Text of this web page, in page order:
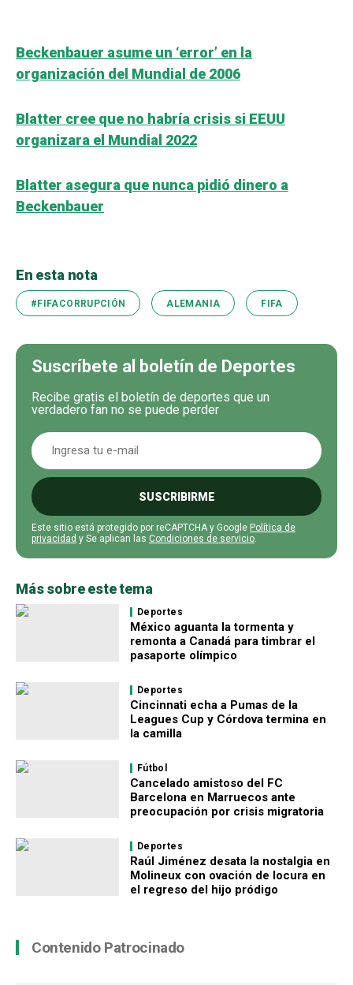
Beckenbauer asume un ‘error’ en la
organización del Mundial de 2006
Blatter cree que no habría crisis si EEUU
organizara el Mundial 2022
Blatter asegura que nunca pidió dinero a
Beckenbauer
En esta nota
#FIFACORRUPCIÓN ALEMANIA FIFA
Suscríbete al boletín de Deportes
Recibe gratis el boletín de deportes que un
verdadero fan no se puede perder
SUSCRIBIRME
Este sitio está protegido por reCAPTCHA y Google Política de
privacidad y Se aplican las Condiciones de servicio
Más sobre este tema
Deportes
México aguanta la tormenta y
remonta a Canadá para timbrar el
pasaporte olímpico
Deportes
Cincinnati echa a Pumas de la
Leagues Cup y Córdova termina en
la camilla
Fútbol
Cancelado amistoso del FC
Barcelona en Marruecos ante
preocupación por crisis migratoria
Deportes
Raúl Jiménez desata la nostalgia en
Molineux con ovación de locura en
el regreso del hijo pródigo
Contenido Patrocinado